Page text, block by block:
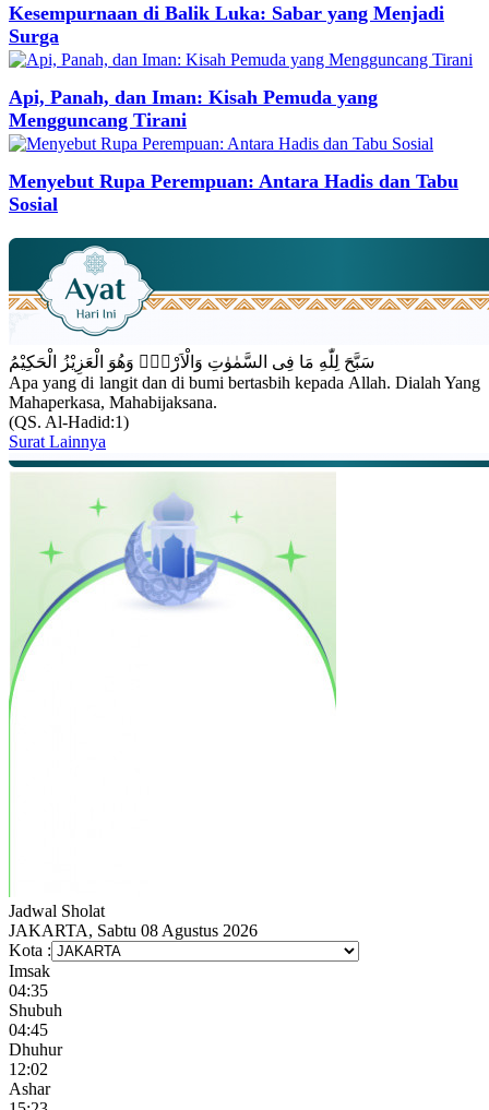
Kesempurnaan di Balik Luka: Sabar yang Menjadi
Surga
Api, Panah, dan Iman: Kisah Pemuda yang
Mengguncang Tirani
Menyebut Rupa Perempuan: Antara Hadis dan Tabu
Sosial
سَبَّحَ لِلّٰهِ مَا فِى السَّمٰوٰتِ وَالْاَرْضِۚ وَهُوَ الْعَزِيْزُ الْحَكِيْمُ
Apa yang di langit dan di bumi bertasbih kepada Allah. Dialah Yang
Mahaperkasa, Mahabijaksana.
(QS. Al-Hadid:1)
Surat Lainnya
Jadwal Sholat
JAKARTA, Sabtu 08 Agustus 2026
Kota :
Imsak
04:35
Shubuh
04:45
Dhuhur
12:02
Ashar